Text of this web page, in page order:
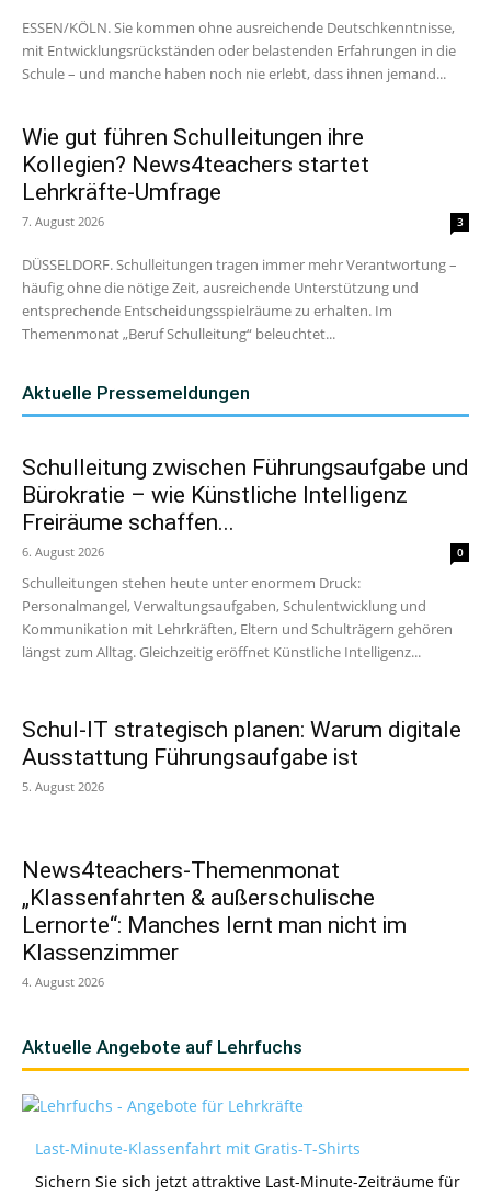
ESSEN/KÖLN. Sie kommen ohne ausreichende Deutschkenntnisse,
mit Entwicklungsrückständen oder belastenden Erfahrungen in die
Schule – und manche haben noch nie erlebt, dass ihnen jemand...
Wie gut führen Schulleitungen ihre
Kollegien? News4teachers startet
Lehrkräfte-Umfrage
7. August 2026 3
DÜSSELDORF. Schulleitungen tragen immer mehr Verantwortung –
häufig ohne die nötige Zeit, ausreichende Unterstützung und
entsprechende Entscheidungsspielräume zu erhalten. Im
Themenmonat „Beruf Schulleitung“ beleuchtet...
Aktuelle Pressemeldungen
Schulleitung zwischen Führungsaufgabe und
Bürokratie – wie Künstliche Intelligenz
Freiräume schaffen...
6. August 2026 0
Schulleitungen stehen heute unter enormem Druck:
Personalmangel, Verwaltungsaufgaben, Schulentwicklung und
Kommunikation mit Lehrkräften, Eltern und Schulträgern gehören
längst zum Alltag. Gleichzeitig eröffnet Künstliche Intelligenz...
Schul-IT strategisch planen: Warum digitale
Ausstattung Führungsaufgabe ist
5. August 2026
News4teachers-Themenmonat
„Klassenfahrten & außerschulische
Lernorte“: Manches lernt man nicht im
Klassenzimmer
4. August 2026
Aktuelle Angebote auf Lehrfuchs
Last-Minute-Klassenfahrt mit Gratis-T-Shirts
Sichern Sie sich jetzt attraktive Last-Minute-Zeiträume für